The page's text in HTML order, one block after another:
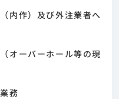
内作）及び外注業者へ
管理
オーバーホール等の現
務